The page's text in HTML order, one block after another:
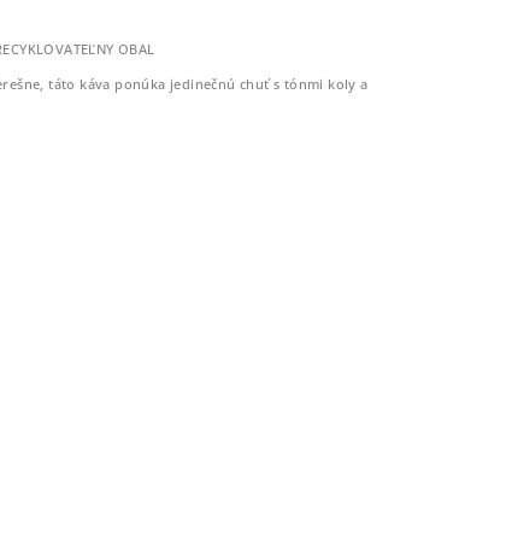
OBAL
táto káva ponúka jedinečnú chuť s tónmi koly a